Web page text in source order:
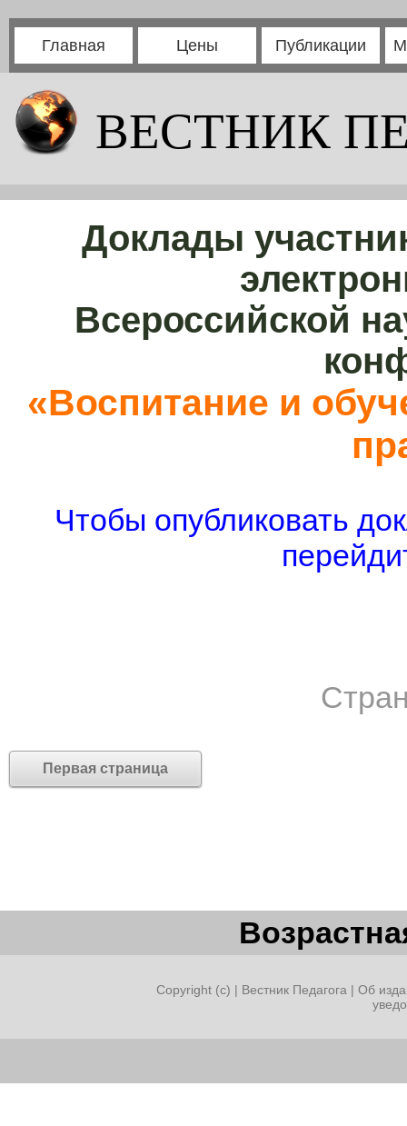
Главная Цены Публикации
ВЕСТНИК
Доклады
Всероссийской
«Воспитание и
Чтобы опубликовать
Первая страница
Copyright (c) | Вестник Педагога | Об